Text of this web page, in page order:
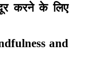
करने के लिए
and